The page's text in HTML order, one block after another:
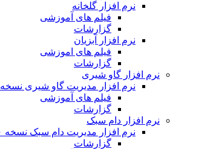
نرم افزار گلخانه
فیلم های آموزشی
گزارشات
نرم افزار آبزیان
فیلم های اموزشی
گزارشات
نرم افزار گاو شیری
نرم افزار مدیریت گاو شیری نسخه ۲۰۰ راس ، ۴۰۰ راس و نامحدود
فیلم های آموزشی
گزارشات
نرم افزار دام سبک
نرم افزار مدیریت دام سبک نسخه ۲۰۰ راس ، ۴۰۰ راس و نا محدود
گزارشات